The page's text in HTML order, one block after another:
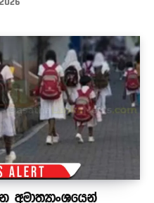
අමාත්‍යාංශයෙන්